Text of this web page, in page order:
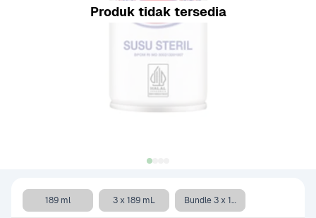
Produk tidak tersedia
189 ml 3 x 189 mL Bundle 3 x 189 mL